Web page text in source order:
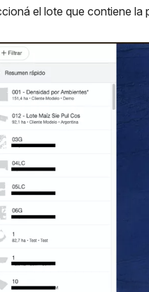
el lote que contiene la